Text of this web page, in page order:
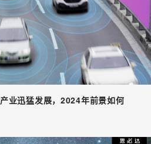
业迅猛发展，2024年前景如何